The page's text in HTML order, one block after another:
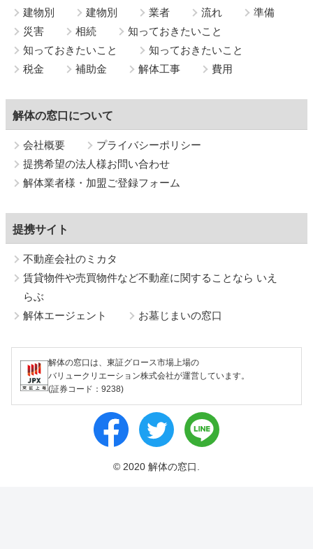
建物別
建物別 業者 流れ
準備
災害
相続
知っておきたいこと
知っておきたいこと
知っておきたいこと
税金
補助金 解体工事 費用
解体の窓口について
会社概要
プライバシーポリシー
提携希望の法人様お問い合わせ
解体業者様・加盟ご登録フォーム
提携サイト
不動産会社のミカタ
賃貸物件や売買物件など不動産に関することなら いえ
らぶ
解体エージェント
お墓じまいの窓口
解体の窓口は、東証グロース市場上場の
バリュークリエーション株式会社が運営しています。
(証券コード：9238)
© 2020 解体の窓口.